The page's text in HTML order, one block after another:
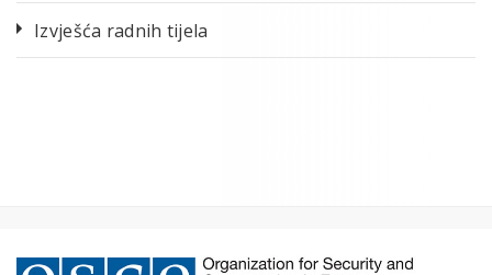
Izvješća radnih tijela